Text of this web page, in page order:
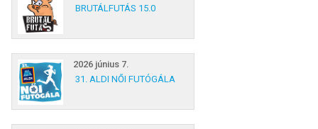
BRUTÁLFUTÁS 15.0
2026 június 7.
31. ALDI NŐI FUTÓGÁLA